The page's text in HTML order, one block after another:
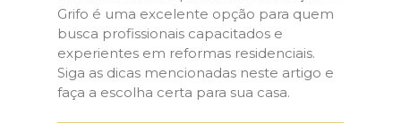
Grifo é uma excelente opção para quem
busca profissionais capacitados e
experientes em reformas residenciais.
Siga as dicas mencionadas neste artigo e
faça a escolha certa para sua casa.